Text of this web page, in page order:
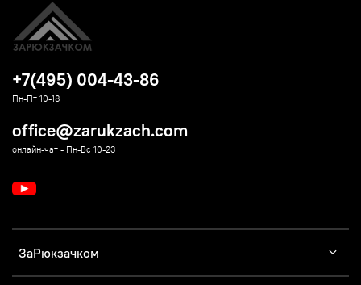
ЗаРюкзачком
+7(495) 004-43-86
Пн-Пт 10-18
office@zarukzach.com
онлайн-чат - Пн-Вс 10-23